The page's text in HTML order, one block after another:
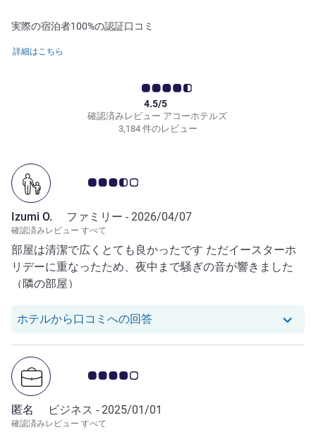
実際の宿泊者100%の認証口コミ
詳細はこちら
確認済みレビュー アコーホテルズ
4.5/5
3,184 件のレビュー
お客さまの声 3.5/5
Izumi O. ファミリー - 2026/04/07
確認済みレビュー すべて
部屋は清潔で広くとても良かったです ただイースターホ
リデーに重なったため、夜中まで騒ぎの音が響きました
（隣の部屋）
ホテルから口コミへの回答Izumi O. さんのレビューへのホ
お客さまの声 4.0/5
匿名 ビジネス - 2025/01/01
確認済みレビュー すべて